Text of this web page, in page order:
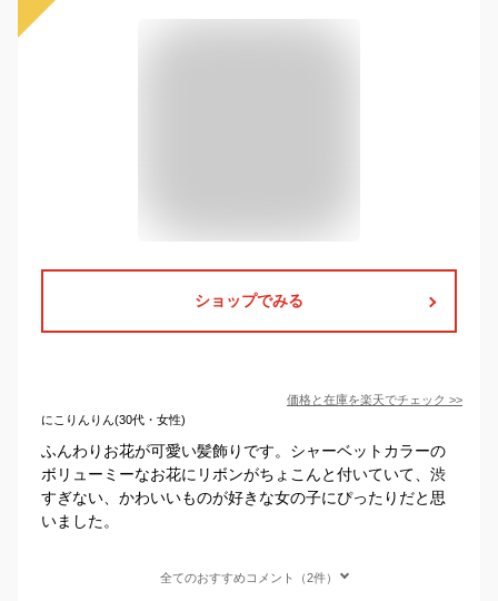
ショップでみる
価格と在庫を楽天でチェック >>
にこりんりん(30代・女性)
ふんわりお花が可愛い髪飾りです。シャーベットカラーの
ボリューミーなお花にリボンがちょこんと付いていて、渋
すぎない、かわいいものが好きな女の子にぴったりだと思
いました。
全てのおすすめコメント（2件）